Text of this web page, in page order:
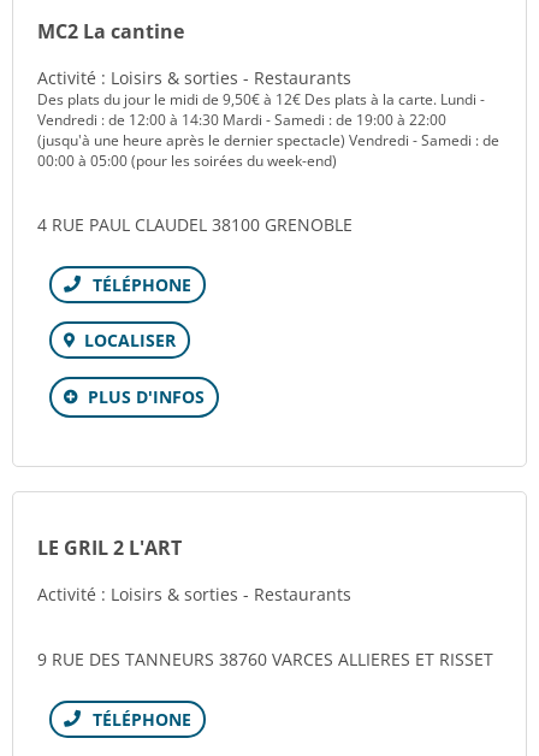
MC2 La cantine
Activité : Loisirs & sorties - Restaurants
Des plats du jour le midi de 9,50€ à 12€ Des plats à la carte. Lundi -
Vendredi : de 12:00 à 14:30 Mardi - Samedi : de 19:00 à 22:00
(jusqu'à une heure après le dernier spectacle) Vendredi - Samedi : de
00:00 à 05:00 (pour les soirées du week-end)
4 RUE PAUL CLAUDEL 38100 GRENOBLE
Téléphone
LOCALISER
PLUS D'INFOS
LE GRIL 2 L'ART
Activité : Loisirs & sorties - Restaurants
9 RUE DES TANNEURS 38760 VARCES ALLIERES ET RISSET
Téléphone